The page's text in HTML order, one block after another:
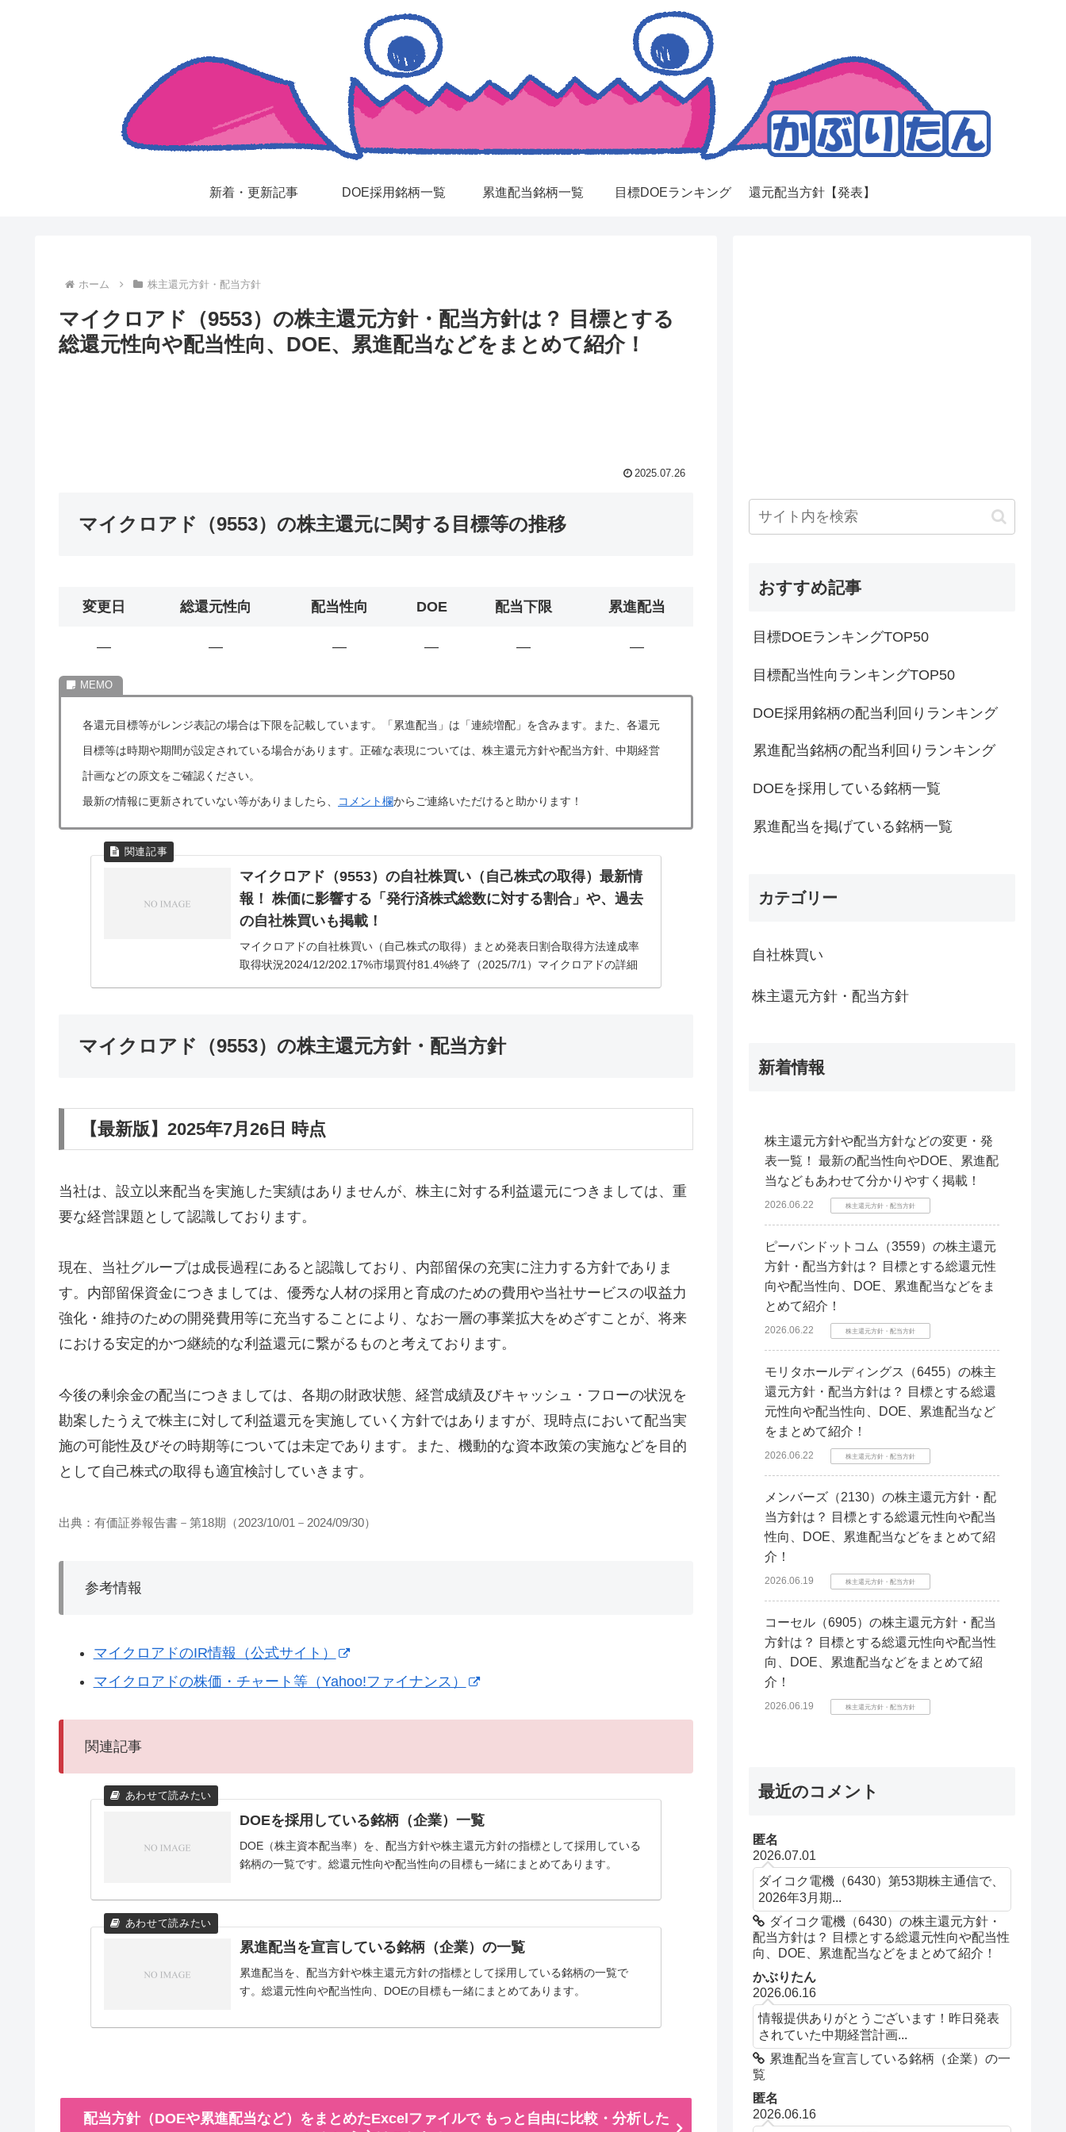
新着・更新記事 DOE採用銘柄一覧 累進配当銘柄一覧 目標DOEランキング 還元配当方針【発表】
ホーム 株主還元方針・配当方針
マイクロアド（9553）の株主還元方針・配当方針は？ 目標とする
総還元性向や配当性向、DOE、累進配当などをまとめて紹介！
2025.07.26
マイクロアド（9553）の株主還元に関する目標等の推移
変更日 総還元性向 配当性向 DOE 配当下限 累進配当
― ― ― ― ― ―
各還元目標等がレンジ表記の場合は下限を記載しています。「累進配当」は「連続増配」を含みます。また、各還元
目標等は時期や期間が設定されている場合があります。正確な表現については、株主還元方針や配当方針、中期経営
計画などの原文をご確認ください。
最新の情報に更新されていない等がありましたら、
コメント欄からご連絡いただけると助かります！
マイクロアド（9553）の自社株買い（自己株式の取得）最新情
報！ 株価に影響する「発行済株式総数に対する割合」や、過去
の自社株買いも掲載！
マイクロアドの自社株買い（自己株式の取得）まとめ発表日割合取得方法達成率
取得状況2024/12/202.17%市場買付81.4%終了（2025/7/1）マイクロアドの詳細
マイクロアド（9553）の株主還元方針・配当方針
【最新版】2025年7月26日 時点
当社は、設立以来配当を実施した実績はありませんが、株主に対する利益還元につきましては、重
要な経営課題として認識しております。
現在、当社グループは成長過程にあると認識しており、内部留保の充実に注力する方針でありま
す。内部留保資金につきましては、優秀な人材の採用と育成のための費用や当社サービスの収益力
強化・維持のための開発費用等に充当することにより、なお一層の事業拡大をめざすことが、将来
における安定的かつ継続的な利益還元に繋がるものと考えております。
今後の剰余金の配当につきましては、各期の財政状態、経営成績及びキャッシュ・フローの状況を
勘案したうえで株主に対して利益還元を実施していく方針ではありますが、現時点において配当実
施の可能性及びその時期等については未定であります。また、機動的な資本政策の実施などを目的
として自己株式の取得も適宜検討していきます。
出典：有価証券報告書－第18期（2023/10/01－2024/09/30）
参考情報
マイクロアドのIR情報（公式サイト）
マイクロアドの株価・チャート等（Yahoo!ファイナンス）
関連記事
DOEを採用している銘柄（企業）一覧
DOE（株主資本配当率）を、配当方針や株主還元方針の指標として採用している
銘柄の一覧です。総還元性向や配当性向の目標も一緒にまとめてあります。
累進配当を宣言している銘柄（企業）の一覧
累進配当を、配当方針や株主還元方針の指標として採用している銘柄の一覧で
す。総還元性向や配当性向、DOEの目標も一緒にまとめてあります。
配当方針（DOEや累進配当など）をまとめたExcelファイルで もっと自由に比較・分析した
おすすめ記事
目標DOEランキングTOP50
目標配当性向ランキングTOP50
DOE採用銘柄の配当利回りランキング
累進配当銘柄の配当利回りランキング
DOEを採用している銘柄一覧
累進配当を掲げている銘柄一覧
カテゴリー
自社株買い
株主還元方針・配当方針
新着情報
株主還元方針や配当方針などの変更・発
表一覧！ 最新の配当性向やDOE、累進配
当などもあわせて分かりやすく掲載！
2026.06.22 株主還元方針・配当方針
ピーバンドットコム（3559）の株主還元
方針・配当方針は？ 目標とする総還元性
向や配当性向、DOE、累進配当などをま
とめて紹介！
2026.06.22 株主還元方針・配当方針
モリタホールディングス（6455）の株主
還元方針・配当方針は？ 目標とする総還
元性向や配当性向、DOE、累進配当など
をまとめて紹介！
2026.06.22 株主還元方針・配当方針
メンバーズ（2130）の株主還元方針・配
当方針は？ 目標とする総還元性向や配当
性向、DOE、累進配当などをまとめて紹
介！
2026.06.19 株主還元方針・配当方針
コーセル（6905）の株主還元方針・配当
方針は？ 目標とする総還元性向や配当性
向、DOE、累進配当などをまとめて紹
介！
2026.06.19 株主還元方針・配当方針
最近のコメント
匿名
2026.07.01
ダイコク電機（6430）第53期株主通信で、
2026年3月期...
ダイコク電機（6430）の株主還元方針・
配当方針は？ 目標とする総還元性向や配当性
向、DOE、累進配当などをまとめて紹介！
かぶりたん
2026.06.16
情報提供ありがとうございます！昨日発表
されていた中期経営計画...
累進配当を宣言している銘柄（企業）の一
覧
匿名
2026.06.16